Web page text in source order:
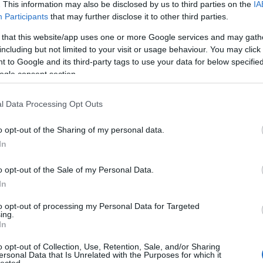
This information may also be disclosed by us to third parties on the
Participants that may further disclose it to other third parties.
that this website/app uses one or more Google services and may
but not limited to your visit or usage behaviour. You may
to Google and its third-party tags to use your data for below
consent section.
Data Processing Opt Outs
opt-out of the Sharing of my personal data.
opt-out of the Sale of my Personal Data.
opt-out of processing my Personal Data for Targeted
opt-out of Collection, Use, Retention, Sale, and/or Sharing
Data that Is Unrelated with the Purposes for which it
megfelelően családi színház kíván lenni, olyan
kapcsán a mű ötletgazdája
volna elmondani, hogy a világból sohasem
ármánykodnak; nem nyerhetnek. Addig nem,
az emlékeinkben. Bármilyen fájdalmas volt
összetartozás érzése, amit örökül rám hagytak,
A padlásvalamennyit továbbadni a
személyiség. Méltó utóda az immár az égi